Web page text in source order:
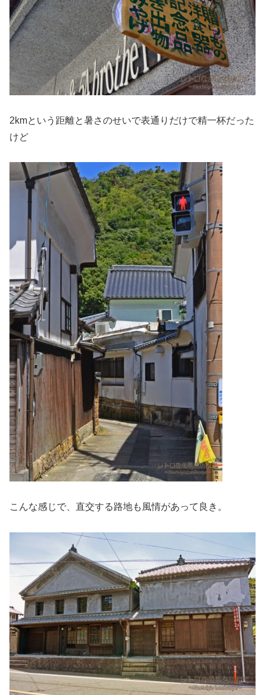
2kmという距離と暑さのせいで表通りだけで精一杯だった
けど
こんな感じで、直交する路地も風情があって良き。